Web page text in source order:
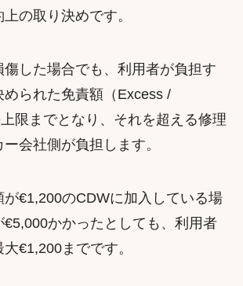
の取り決めです。
した場合でも、利用者が負担す
められた免責額（Excess /
限までとなり、それを超える修理
会社側が負担します。
が€1,200のCDWに加入している場
かかったとしても、利用者
€1,200までです。